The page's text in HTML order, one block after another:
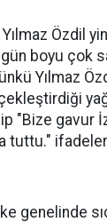
Özdil
boyu çok
Yılmaz
"Bize gavur
tuttu."
genelinde